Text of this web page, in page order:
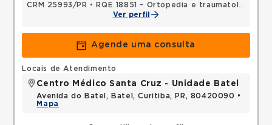
CRM 25993/PR •
RQE 18851 - Ortopedia e traumatologia
Ver perfil
Agende uma consulta
Locais de Atendimento
Centro Médico Santa Cruz - Unidade Batel
Avenida do Batel, Batel, Curitiba, PR, 80420090 •
Mapa